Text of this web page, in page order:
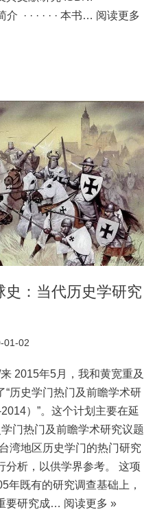
· · · · · · 本书… 阅读更多
史：当代历史学研究
01-02
2015年5月，我和黄宽重及
“历史学门热门及前瞻学术研
）”。这个计划主要在延
门热门及前瞻学术研究议题
湾地区历史学门的热门研究
分析，以供学界参考。 这项
年既有的研究调查基础上，
要研究成… 阅读更多 »